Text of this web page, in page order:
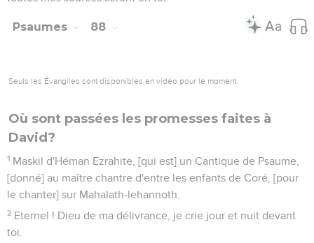
Ta fureur s'est jetée sur moi, et tu m'as accablé de tous tes
flots ; Sélah.
tellement, que je ne puis sortir.
jour, j'étends mes mains vers toi.
11 Feras-tu un miracle envers les morts ? ou les trépassés se
relèveront-ils pour te célébrer ? Sélah.
12 Racontera-t-on ta miséricorde dans le sépulcre ? [et] ta
fidélité dans le tombeau ?
13
Connaîtra-t-on tes merveilles dans les ténèbres ; et ta
justice au pays d'oubli ?